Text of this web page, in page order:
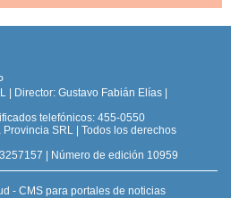
| Director: Gustavo Fabián Elías |
telefónicos: 455-0550
SRL | Todos los derechos
| Número de edición 10959
- CMS para portales de noticias